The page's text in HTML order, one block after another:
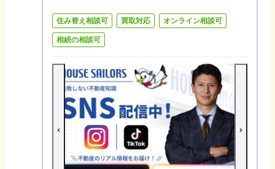
住み替え相談可 買取対応 オンライン相談可
相続の相談可